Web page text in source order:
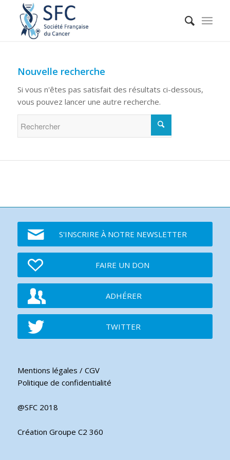
Nouvelle recherche
Si vous n'êtes pas satisfait des résultats ci-dessous,
vous pouvez lancer une autre recherche.
S'INSCRIRE À NOTRE NEWSLETTER
FAIRE UN DON
ADHÉRER
TWITTER
Mentions légales / CGV
Politique de confidentialité
@SFC 2018
Création Groupe C2 360